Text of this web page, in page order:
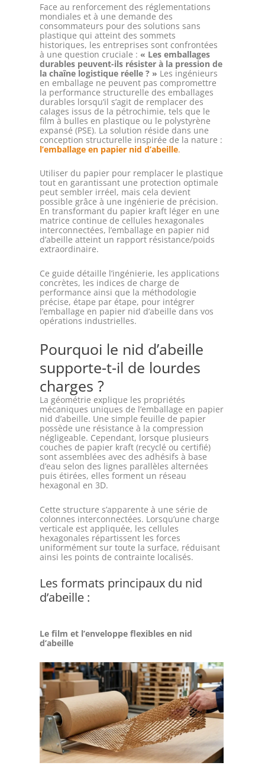
Face au renforcement des réglementations
mondiales et à une demande des
consommateurs pour des solutions sans
plastique qui atteint des sommets
historiques, les entreprises sont confrontées
à une question cruciale : « Les emballages
durables peuvent-ils résister à la pression de
la chaîne logistique réelle ? » Les ingénieurs
en emballage ne peuvent pas compromettre
la performance structurelle des emballages
durables lorsqu’il s’agit de remplacer des
calages issus de la pétrochimie, tels que le
film à bulles en plastique ou le polystyrène
expansé (PSE). La solution réside dans une
conception structurelle inspirée de la nature :
l’emballage en papier nid d’abeille.
Utiliser du papier pour remplacer le plastique
tout en garantissant une protection optimale
peut sembler irréel, mais cela devient
possible grâce à une ingénierie de précision.
En transformant du papier kraft léger en une
matrice continue de cellules hexagonales
interconnectées, l’emballage en papier nid
d’abeille atteint un rapport résistance/poids
extraordinaire.
Ce guide détaille l’ingénierie, les applications
concrètes, les indices de charge de
performance ainsi que la méthodologie
précise, étape par étape, pour intégrer
l’emballage en papier nid d’abeille dans vos
opérations industrielles.
Pourquoi le nid d’abeille
supporte-t-il de lourdes
charges ?
La géométrie explique les propriétés
mécaniques uniques de l’emballage en papier
nid d’abeille. Une simple feuille de papier
possède une résistance à la compression
négligeable. Cependant, lorsque plusieurs
couches de papier kraft (recyclé ou certifié)
sont assemblées avec des adhésifs à base
d’eau selon des lignes parallèles alternées
puis étirées, elles forment un réseau
hexagonal en 3D.
Cette structure s’apparente à une série de
colonnes interconnectées. Lorsqu’une charge
verticale est appliquée, les cellules
hexagonales répartissent les forces
uniformément sur toute la surface, réduisant
ainsi les points de contrainte localisés.
Les formats principaux du nid
d’abeille :
Le film et l’enveloppe flexibles en nid
d’abeille